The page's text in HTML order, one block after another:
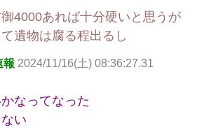
4000あれば十分硬いと思うが
遺物は腐る程出るし
報 2024/11/16(土) 08:36:27.31
なってなった
い